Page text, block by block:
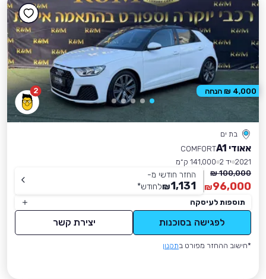
2
בת ים
אאודי A1
COMFORT
2021 יד 2
141,000 ק״מ
100,000 ₪
96,000
₪
החזר חודשי מ-
1,131
₪לחודש*
תוספות לעיסקה
לפגישה בסוכנות יצירת קשר
*חישוב ההחזר מפורט בתקנון
4,000 ₪ הנחה